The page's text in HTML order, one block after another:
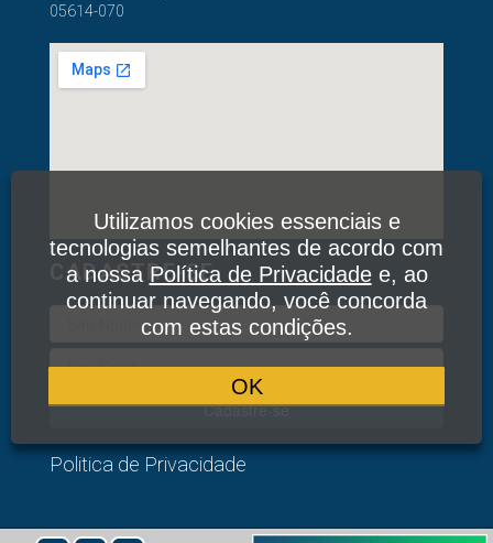
05614-070
CADASTRE-SE
Cadastre-se
Politica de Privacidade
Utilizamos cookies essenciais e
tecnologias semelhantes de acordo com
a nossaPolítica de Privacidadee, ao
continuar navegando, você concorda
com estas condições.
OK